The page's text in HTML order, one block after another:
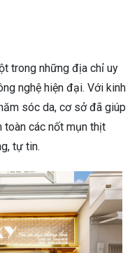
trong những địa chỉ uy
nghệ hiện đại. Với kinh
sóc da, cơ sở đã giúp
toàn các nốt mụn thịt
tự tin.